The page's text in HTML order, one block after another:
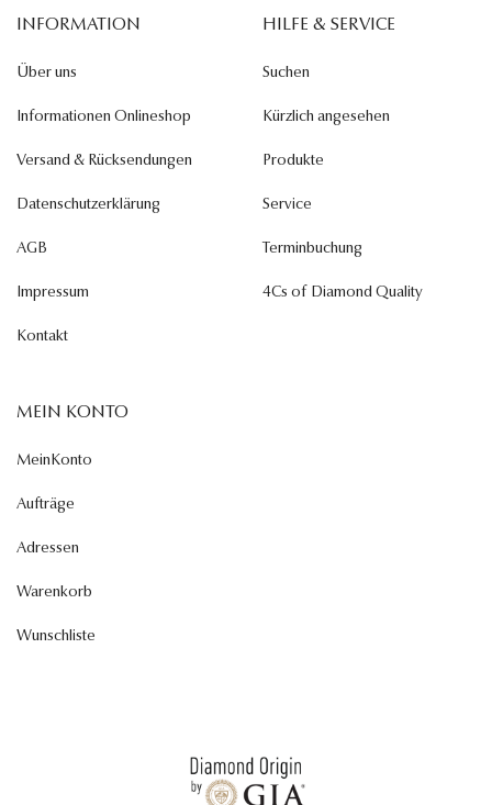
INFORMATION
Über uns
Informationen Onlineshop
Versand & Rücksendungen
Datenschutzerklärung
AGB
Impressum
Kontakt
HILFE & SERVICE
Suchen
Kürzlich angesehen
Produkte
Service
Terminbuchung
4Cs of Diamond Quality
MEIN KONTO
MeinKonto
Aufträge
Adressen
Warenkorb
Wunschliste